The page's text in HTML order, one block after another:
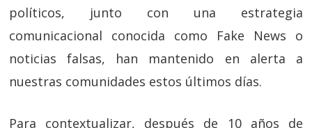
políticos, junto con una estrategia
comunicacional conocida como Fake News o
noticias falsas, han mantenido en alerta a
nuestras comunidades estos últimos días.
Para contextualizar, después de 10 años de